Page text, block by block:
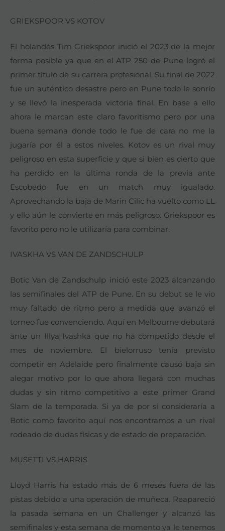
GRIEKSPOOR VS KOTOV
El holandés Tim Griekspoor inició el 2023 de la mejor
forma posible ya que en el ATP 250 de Pune logró el
primer título de su carrera profesional. Su final de 2022
fue un auténtico desastre pero en Pune todo le sonrío
y se llevó la inesperada victoria final. En base a ello
ahora le marcan este claro favoritismo pero por una
buena semana donde todo le fue de cara no me la
jugaría por él a estos niveles. Kotov es un rival muy
peligroso en esta superficie y que si bien es cierto que
ha perdido en la última ronda de la previa ante
Escobedo fue en un match muy igualado.
Aprovechando la baja de Marin Cilic ha vuelto como LL
y ello aún le convierte en más peligroso. Griekspoor es
favorito pero no le utilizaría para combinar.
IVASKHA VS VAN DE ZANDSCHULP
Botic Van de Zandschulp inició este 2023 alcanzando
las semifinales del ATP de Pune. En su debut se le vio
muy faltado de ritmo pero a medida que avanzó el
torneo fue convenciendo. Aquí en Melbourne debutará
ante un Illya Ivashka que no ha competido desde el
mes de noviembre. El bielorruso tenía previsto
competir en Adelaide pero finalmente causó baja sin
alegar motivo por lo que ahora llegará con muchas
dudas y sin ritmo competitivo a este primer Grand
Slam de la temporada. Si ya de por sí consideraría a
Botic como favorito aquí nos encontramos a un rival
rodeado de dudas físicas y de estado de preparación.
MUSETTI VS HARRIS
Lloyd Harris ha estado más de 6 meses fuera de las
pistas debido a una operación de muñeca. Reapareció
la pasada semana en un Challenger y alcanzó las
semifinales y esta semana de momento ya le tenemos